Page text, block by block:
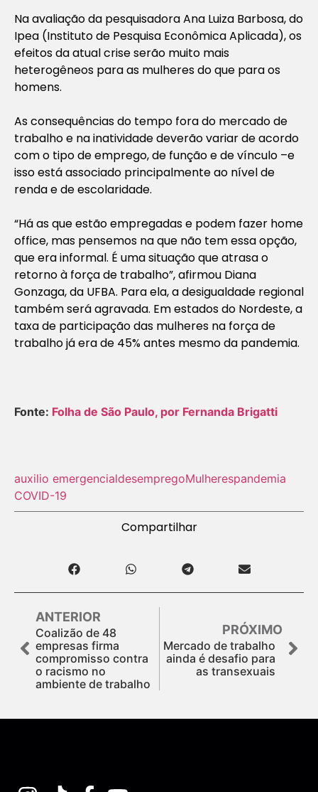
Na avaliação da pesquisadora Ana Luiza Barbosa, do
Ipea (Instituto de Pesquisa Econômica Aplicada), os
efeitos da atual crise serão muito mais
heterogêneos para as mulheres do que para os
homens.
As consequências do tempo fora do mercado de
trabalho e na inatividade deverão variar de acordo
com o tipo de emprego, de função e de vínculo –e
isso está associado principalmente ao nível de
renda e de escolaridade.
“Há as que estão empregadas e podem fazer home
office, mas pensemos na que não tem essa opção,
que era informal. É uma situação que atrasa o
retorno à força de trabalho”, afirmou Diana
Gonzaga, da UFBA. Para ela, a desigualdade regional
também será agravada. Em estados do Nordeste, a
taxa de participação das mulheres na força de
trabalho já era de 45% antes mesmo da pandemia.
Fonte: Folha de São Paulo, por Fernanda Brigatti
auxilio emergencialdesempregoMulherespandemia
COVID-19
Compartilhar
ANTERIOR
Coalizão de 48
empresas firma
compromisso contra
o racismo no
ambiente de trabalho
PRÓXIMO
Mercado de trabalho
ainda é desafio para
as transexuais